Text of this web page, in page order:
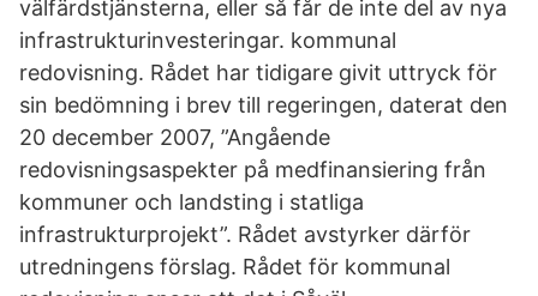
välfärdstjänsterna, eller så får de inte del av nya
infrastrukturinvesteringar. kommunal
redovisning. Rådet har tidigare givit uttryck för
sin bedömning i brev till regeringen, daterat den
20 december 2007, ”Angående
redovisningsaspekter på medfinansiering från
kommuner och landsting i statliga
infrastrukturprojekt”. Rådet avstyrker därför
utredningens förslag. Rådet för kommunal